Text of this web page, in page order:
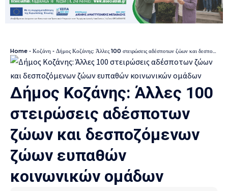
Home - Κοζάνη - Δήμος Κοζάνης: Άλλες 100 στειρώσεις αδέσποτων ζώων και δεσποζόμενων ζώων ευπαθών κοινωνικών ομάδων
Δήμος Κοζάνης: Άλλες 100
στειρώσεις αδέσποτων
ζώων και δεσποζόμενων
ζώων ευπαθών
κοινωνικών ομάδων